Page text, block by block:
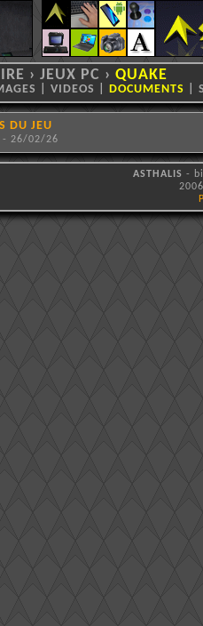
› JEUX PC › QUAKE
VIDEOS DOCUMENTS
DU JEU
- 26/02/26
ASTHALIS -